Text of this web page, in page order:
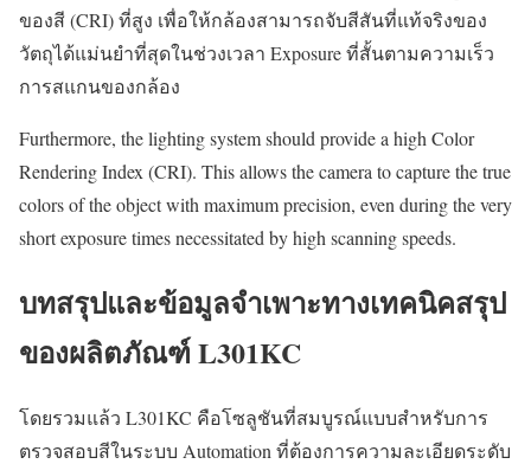
ของสี (CRI) ที่สูง เพื่อให้กล้องสามารถจับสีสันที่แท้จริงของ
วัตถุได้แม่นยำที่สุดในช่วงเวลา Exposure ที่สั้นตามความเร็ว
การสแกนของกล้อง
Furthermore, the lighting system should provide a high Color
Rendering Index (CRI). This allows the camera to capture the true
colors of the object with maximum precision, even during the very
short exposure times necessitated by high scanning speeds.
บทสรุปและข้อมูลจำเพาะทางเทคนิคสรุป
ของผลิตภัณฑ์ L301KC
โดยรวมแล้ว L301KC คือโซลูชันที่สมบูรณ์แบบสำหรับการ
ตรวจสอบสีในระบบ Automation ที่ต้องการความละเอียดระดับ